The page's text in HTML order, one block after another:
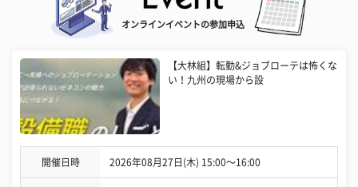
オンラインイベントの参加申込
【大林組】転勤&ジョブローテは怖くな
い！九州の現場から設
開催日時 2026年08月27日(木) 15:00〜16:00